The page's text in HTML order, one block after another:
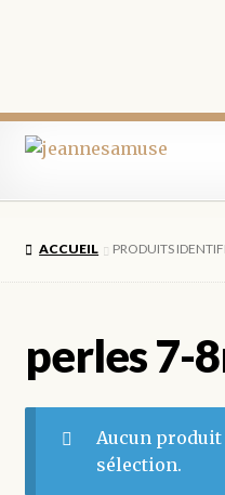
Aller
la
Aller
contenu
BLOG
CONTACT
ACCUEIL PRODUITS
perles 7-
Aucun
sélection.